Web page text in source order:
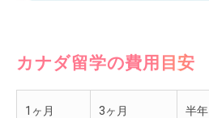
カナダ留学の費用目安
1ヶ月 3ヶ月 半年